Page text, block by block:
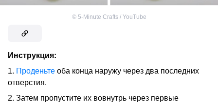
© 5-Minute Crafts / YouTube
Инструкция:
1. Проденьте оба конца наружу через два последних
отверстия.
2. Затем пропустите их вовнутрь через первые